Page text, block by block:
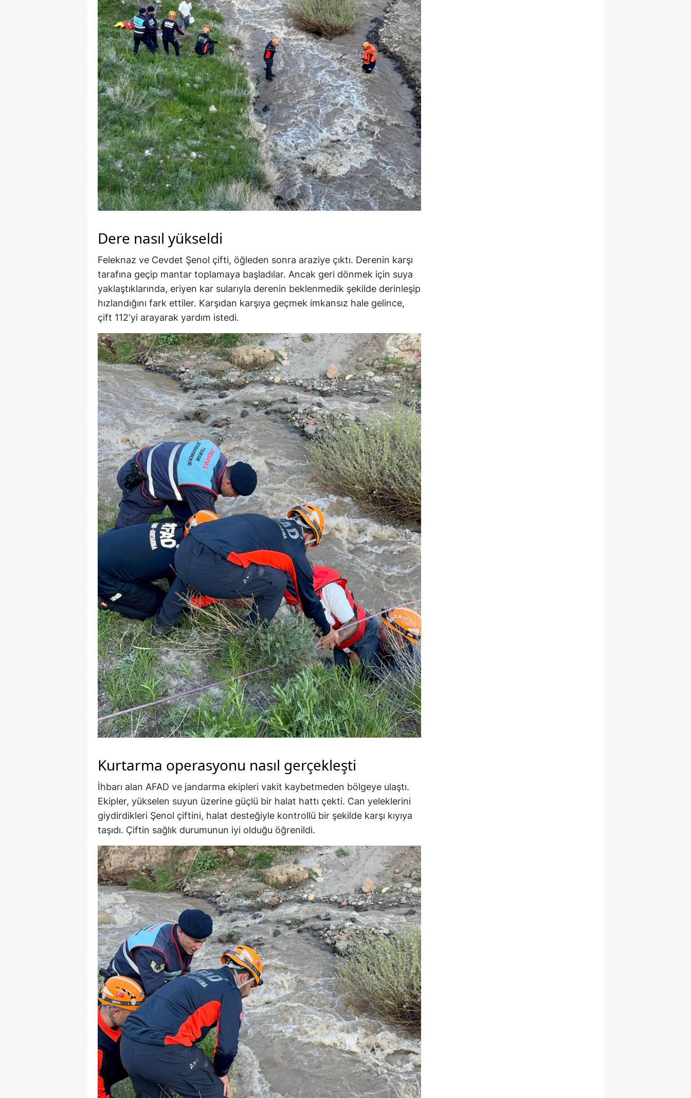
Dere nasıl yükseldi
Feleknaz ve Cevdet Şenol çifti, öğleden sonra araziye çıktı. Derenin karşı
tarafına geçip mantar toplamaya başladılar. Ancak geri dönmek için suya
yaklaştıklarında, eriyen kar sularıyla derenin beklenmedik şekilde derinleşip
hızlandığını fark ettiler. Karşıdan karşıya geçmek imkansız hale gelince,
çift 112'yi arayarak yardım istedi.
Kurtarma operasyonu nasıl gerçekleşti
İhbarı alan AFAD ve jandarma ekipleri vakit kaybetmeden bölgeye ulaştı.
Ekipler, yükselen suyun üzerine güçlü bir halat hattı çekti. Can yeleklerini
giydirdikleri Şenol çiftini, halat desteğiyle kontrollü bir şekilde karşı kıyıya
taşıdı. Çiftin sağlık durumunun iyi olduğu öğrenildi.